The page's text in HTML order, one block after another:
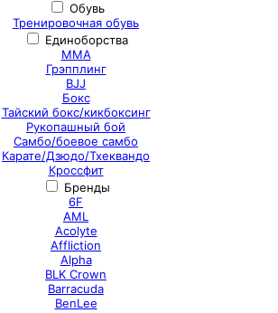
Обувь
Тренировочная обувь
Единоборства
ММА
Грэпплинг
BJJ
Бокс
Тайский бокс/кикбоксинг
Рукопашный бой
Самбо/боевое самбо
Карате/Дзюдо/Тхеквандо
Кроссфит
Бренды
6F
AML
Acolyte
Affliction
Alpha
BLK Crown
Barracuda
BenLee